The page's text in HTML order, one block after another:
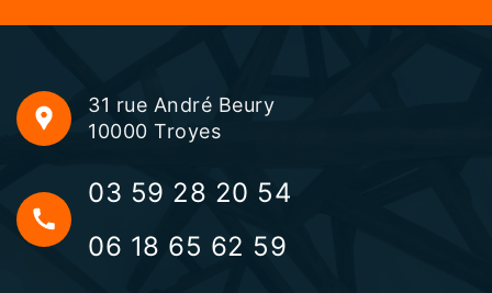
31 rue André Beury
10000 Troyes
03 59 28 20 54
06 18 65 62 59